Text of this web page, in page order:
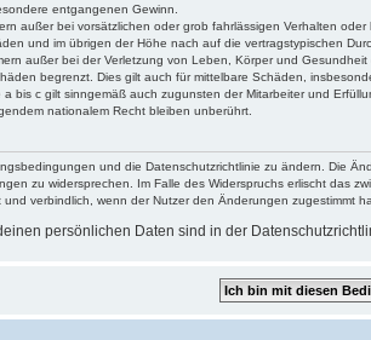
entgangenen Gewinn.
außer bei vorsätzlichen oder grob fahrlässigen Verhalten
und im übrigen der Höhe nach auf die vertragstypischen
außer bei der Verletzung von Leben, Körper und
begrenzt. Dies gilt auch für mittelbare Schäden,
bis c gilt sinngemäß auch zugunsten der Mitarbeiter und
nationalem Recht bleiben unberührt.
und die Datenschutzrichtlinie zu ändern. Die
zu widersprechen. Im Falle des Widerspruchs erlischt das
verbindlich, wenn der Nutzer den Änderungen zugestimmt
persönlichen Daten sind in der